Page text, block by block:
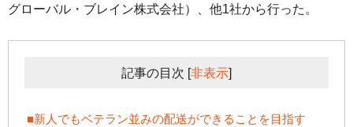
グローバル・ブレイン株式会社）、他1社から行った。
記事の目次 [非表示]
■新人でもベテラン並みの配送ができることを目指す